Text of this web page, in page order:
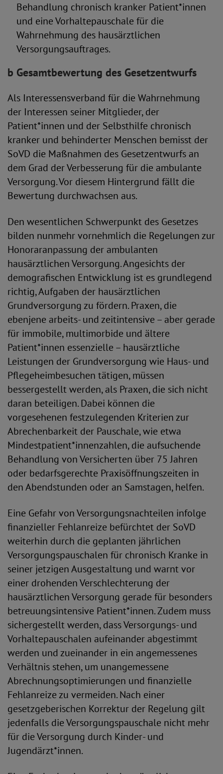
Behandlung chronisch kranker Patient*innen
und eine Vorhaltepauschale für die
Wahrnehmung des hausärztlichen
Versorgungsauftrages.
b Gesamtbewertung des Gesetzentwurfs
Als Interessensverband für die Wahrnehmung
der Interessen seiner Mitglieder, der
Patient*innen und der Selbsthilfe chronisch
kranker und behinderter Menschen bemisst der
SoVD die Maßnahmen des Gesetzentwurfs an
dem Grad der Verbesserung für die ambulante
Versorgung. Vor diesem Hintergrund fällt die
Bewertung durchwachsen aus.
Den wesentlichen Schwerpunkt des Gesetzes
bilden nunmehr vornehmlich die Regelungen zur
Honoraranpassung der ambulanten
hausärztlichen Versorgung. Angesichts der
demografischen Entwicklung ist es grundlegend
richtig, Aufgaben der hausärztlichen
Grundversorgung zu fördern. Praxen, die
ebenjene arbeits- und zeitintensive – aber gerade
für immobile, multimorbide und ältere
Patient*innen essenzielle – hausärztliche
Leistungen der Grundversorgung wie Haus- und
Pflegeheimbesuchen tätigen, müssen
bessergestellt werden, als Praxen, die sich nicht
daran beteiligen. Dabei können die
vorgesehenen festzulegenden Kriterien zur
Abrechenbarkeit der Pauschale, wie etwa
Mindestpatient*innenzahlen, die aufsuchende
Behandlung von Versicherten über 75 Jahren
oder bedarfsgerechte Praxisöffnungszeiten in
den Abendstunden oder an Samstagen, helfen.
Eine Gefahr von Versorgungsnachteilen infolge
finanzieller Fehlanreize befürchtet der SoVD
weiterhin durch die geplanten jährlichen
Versorgungspauschalen für chronisch Kranke in
seiner jetzigen Ausgestaltung und warnt vor
einer drohenden Verschlechterung der
hausärztlichen Versorgung gerade für besonders
betreuungsintensive Patient*innen. Zudem muss
sichergestellt werden, dass Versorgungs- und
Vorhaltepauschalen aufeinander abgestimmt
werden und zueinander in ein angemessenes
Verhältnis stehen, um unangemessene
Abrechnungsoptimierungen und finanzielle
Fehlanreize zu vermeiden. Nach einer
gesetzgeberischen Korrektur der Regelung gilt
jedenfalls die Versorgungspauschale nicht mehr
für die Versorgung durch Kinder- und
Jugendärzt*innen.